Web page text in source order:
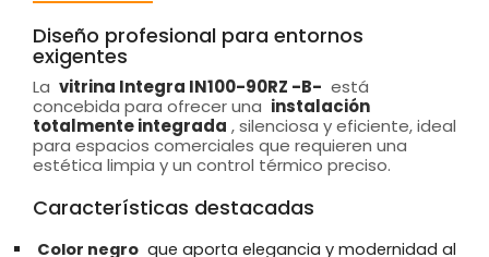
Diseño profesional para entornos
exigentes
La vitrina Integra IN100-90RZ -B- está
concebida para ofrecer una instalación
totalmente integrada , silenciosa y eficiente, ideal
para espacios comerciales que requieren una
estética limpia y un control térmico preciso.
Características destacadas
Color negro que aporta elegancia y modernidad al